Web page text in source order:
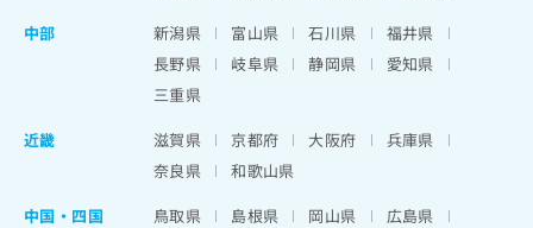
中部
新潟県 富山県 石川県
福井県
長野県
岐阜県 静岡県
愛知県
三重県
近畿
滋賀県 京都府 大阪府
兵庫県
奈良県
和歌山県
中国・四国
鳥取県 島根県 岡山県
広島県